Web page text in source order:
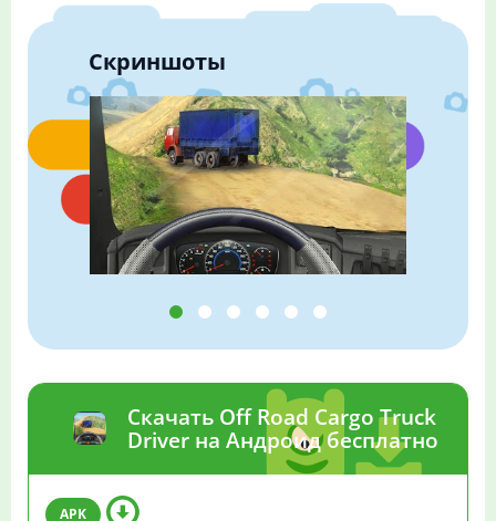
Скриншоты
Скачать Off Road Cargo Truck
Driver на Андроид бесплатно